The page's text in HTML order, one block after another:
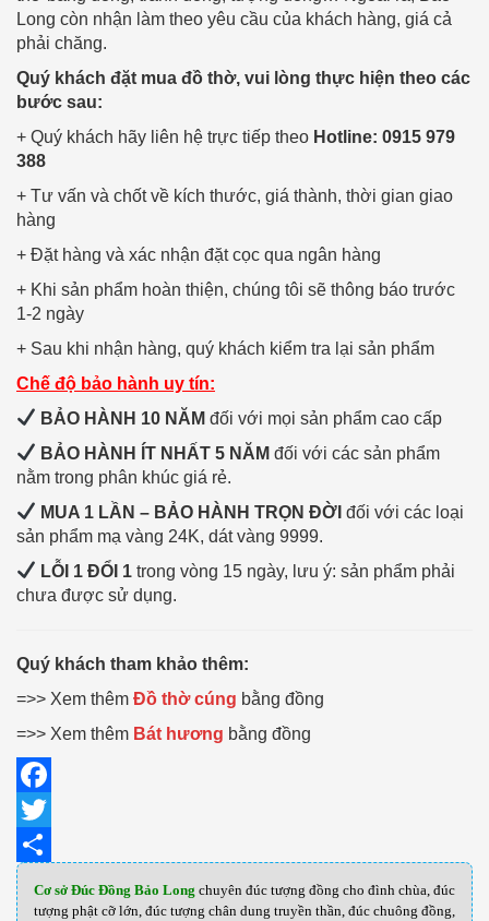
Long còn nhận làm theo yêu cầu của khách hàng, giá cả
phải chăng.
Quý khách đặt mua đồ thờ, vui lòng thực hiện theo các
bước sau:
+ Quý khách hãy liên hệ trực tiếp theo Hotline: 0915 979
388
+ Tư vấn và chốt về kích thước, giá thành, thời gian giao
hàng
+ Đặt hàng và xác nhận đặt cọc qua ngân hàng
+ Khi sản phẩm hoàn thiện, chúng tôi sẽ thông báo trước
1-2 ngày
+ Sau khi nhận hàng, quý khách kiểm tra lại sản phẩm
Chế độ bảo hành uy tín:
BẢO HÀNH 10 NĂM đối với mọi sản phẩm cao cấp
BẢO HÀNH ÍT NHẤT 5 NĂM đối với các sản phẩm
nằm trong phân khúc giá rẻ.
MUA 1 LẦN – BẢO HÀNH TRỌN ĐỜI đối với các loại
sản phẩm mạ vàng 24K, dát vàng 9999.
LỖI 1 ĐỔI 1 trong vòng 15 ngày, lưu ý: sản phẩm phải
chưa được sử dụng.
Quý khách tham khảo thêm:
=>> Xem thêm Đồ thờ cúng bằng đồng
=>> Xem thêm Bát hương bằng đồng
Facebook
Twitter
ShareCơ sở Đúc Đồng Bảo Long chuyên đúc tượng đồng cho đình chùa, đúc
tượng phật cỡ lớn, đúc tượng chân dung truyền thần, đúc chuông đồng,